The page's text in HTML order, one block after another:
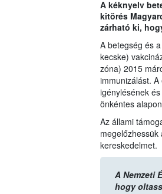
A kéknyelv
kitörés
zárható ki,
A betegség és
kecske)
zóna) 2015
immunizálást.
igénylésének
önkéntes
Az állami
kereskedelmet.
A Nemzeti
hogy